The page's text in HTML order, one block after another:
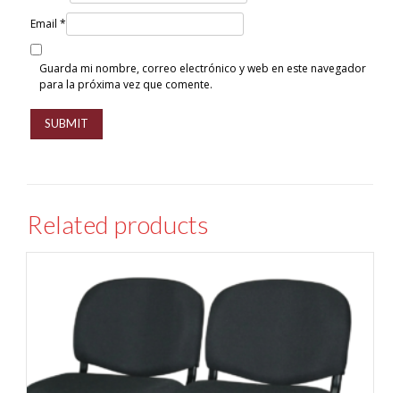
Email *
Guarda mi nombre, correo electrónico y web en este navegador
para la próxima vez que comente.
Related products